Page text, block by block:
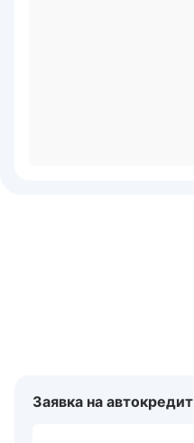
Заявка на автокредит